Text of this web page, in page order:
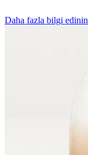
Daha fazla bilgi edinin